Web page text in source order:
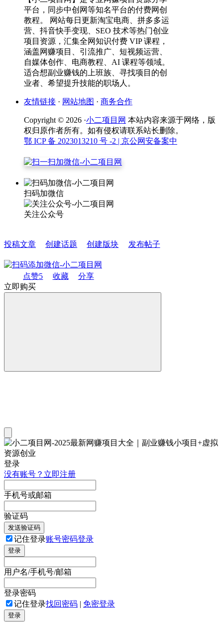
平台，同步中创网等知名平台的付费网创
教程。 网站每日更新淘宝电商、拼多多运
营、抖音快手变现、SEO 技术等热门创业
项目资源，汇集全网知识付费 VIP 课程，
涵盖网赚项目、引流推广、短视频运营、
自媒体创作、电商教程、AI 课程等领域。
适合想副业赚钱的上班族、寻找项目的创
业者、希望提升技能的职场人。
友情链接 · 网站地图 · 商务合作
Copyright © 2026 ·小二项目网 本站内容来源于网络，版
权归原作者所有。如有侵权请联系站长删除。
鄂 ICP 备 2023013210 号 -2 | 京公网安备案中
扫码加微信
关注公众号
投稿文章 创建话题 创建版块 发布帖子
点赞5 收藏
分享
立即购买
登录
没有账号？立即注册
手机号或邮箱
验证码
发送验证码
记住登录账号密码登录
登录
用户名/手机号/邮箱
登录密码
记住登录找回密码 | 免密登录
登录